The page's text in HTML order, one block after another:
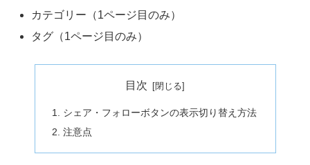
カテゴリー（1ページ目のみ）
タグ（1ページ目のみ）
目次
シェア・フォローボタンの表示切り替え方法
注意点